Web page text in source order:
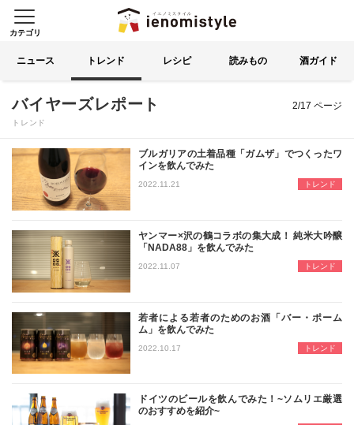
イエノミスタイル 家飲みを楽
カテゴリ
る
ニュース トレンド レシピ 読みもの 酒ガイド
バイヤーズレポート
トレンド
2/17 ページ
ブルガリアの土着品種「ガムザ」でつくったワ
インを飲んでみた
歴史あるワイン産地ブルガリアで古
2022.11.21 トレンド
ヤンマー×沢の鶴コラボの集大成！ 純米大吟醸
「NADA88」を飲んでみた
灘の老舗酒蔵「沢の鶴」と農機具大
2022.11.07 トレンド
若者による若者のためのお酒「バー・ポーム
ム」を飲んでみた
サントリーからこの秋、若者向けに
2022.10.17 トレンド
ドイツのビールを飲んでみた！~ソムリエ厳選
のおすすめを紹介~